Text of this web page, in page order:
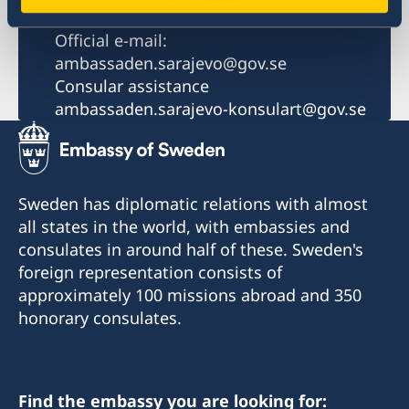
Email
Official e-mail:
ambassaden.sarajevo@gov.se
Consular assistance
ambassaden.sarajevo-konsulart@gov.se
Sweden has diplomatic relations with almost
all states in the world, with embassies and
consulates in around half of these. Sweden's
foreign representation consists of
approximately 100 missions abroad and 350
honorary consulates.
Find the embassy you are looking for: